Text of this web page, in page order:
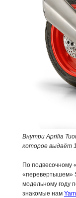
Внутри Aprilia
которое выдаёт
По подвесочному
«перевертышем»
модельному году
знакомые нам